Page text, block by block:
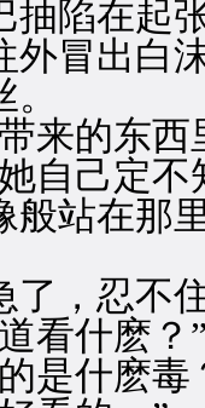
陷在起张
外冒出白
的东西
己定不
站在那里
，忍不住
看什麽？
什麽毒